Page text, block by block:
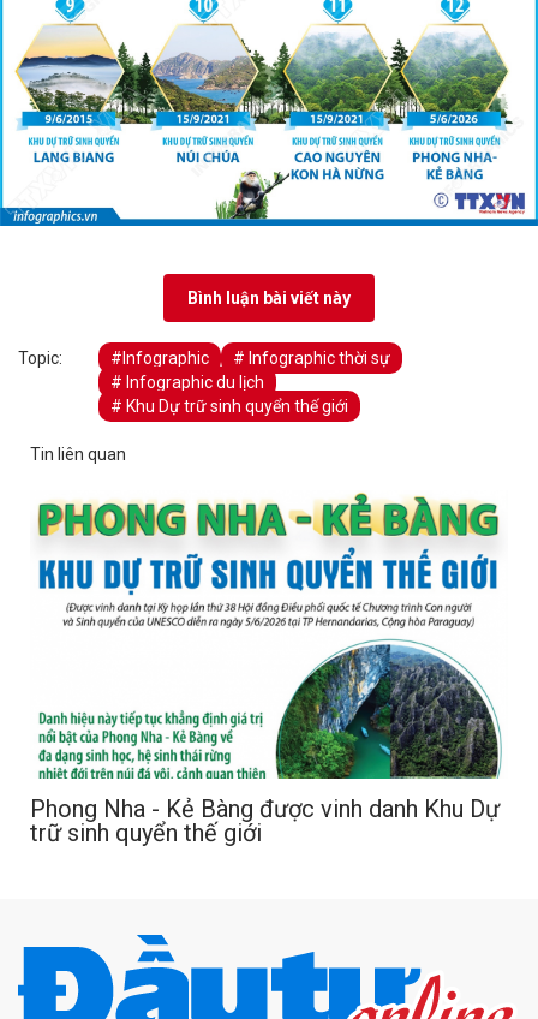
Bình luận bài viết này
Topic: #Infographic
# Infographic thời sự
# Infographic du lịch
# Khu Dự trữ sinh quyển thế giới
Tin liên quan
Phong Nha - Kẻ Bàng được vinh danh Khu Dự
trữ sinh quyển thế giới